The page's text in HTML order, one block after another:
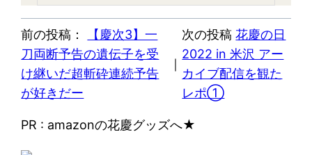
前の投稿：
【慶次3】一
刀両断予告の遺伝子を受
け継いだ超斬砕連続予告
が好きだー
｜
次の投稿 花慶の日
2022 in 米沢 アー
カイブ配信を観た
レポ①
PR : amazonの花慶グッズへ★